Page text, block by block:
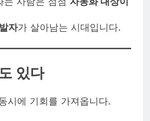
자가 살아남는 시대입니다.
있다
시에 기회를 가져옵니다.